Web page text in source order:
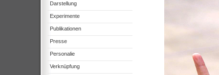
Darstellung
Experimente
Publikationen
Presse
Personalie
Verknüpfung